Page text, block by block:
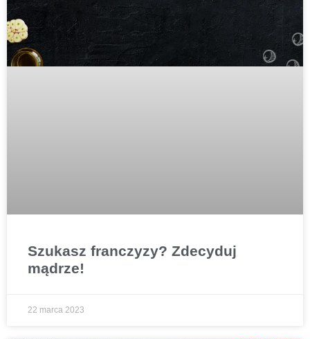
Szukasz franczyzy? Zdecyduj
mądrze!
22 marca 2023